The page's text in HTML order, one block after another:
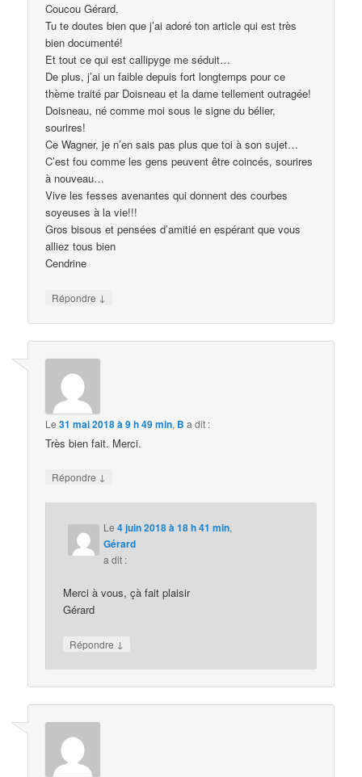
Coucou Gérard,
Tu te doutes bien que j’ai adoré ton article qui est très
bien documenté!
Et tout ce qui est callipyge me séduit…
De plus, j’ai un faible depuis fort longtemps pour ce
thème traité par Doisneau et la dame tellement outragée!
Doisneau, né comme moi sous le signe du bélier,
sourires!
Ce Wagner, je n’en sais pas plus que toi à son sujet…
C’est fou comme les gens peuvent être coincés, sourires
à nouveau…
Vive les fesses avenantes qui donnent des courbes
soyeuses à la vie!!!
Gros bisous et pensées d’amitié en espérant que vous
alliez tous bien
Cendrine
Répondre ↓
Le31 mai 2018 à 9 h 49 min, B a dit :
Très bien fait. Merci.
Répondre ↓
Le4 juin 2018 à 18 h 41 min,
Gérard
a dit :
Merci à vous, çà fait plaisir
Gérard
Répondre ↓